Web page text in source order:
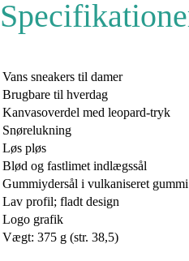
Vans sneakers til damer
Brugbare til hverdag
Kanvasoverdel med leopard-tryk
Snørelukning
Løs pløs
Blød og fastlimet indlægssål
Gummiydersål i vulkaniseret gummi
Lav profil; fladt design
Logo grafik
Vægt: 375 g (str. 38,5)